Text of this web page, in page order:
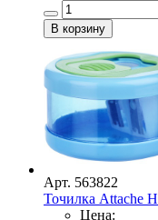
Арт. 563822
Точилка Attache
Цена: